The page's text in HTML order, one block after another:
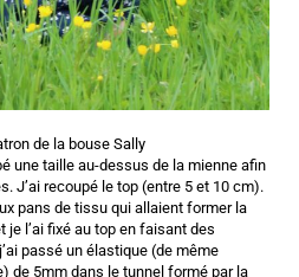
de la bouse Sally
une taille au-dessus de la mienne afin
J’ai recoupé le top (entre 5 et 10 cm).
pans de tissu qui allaient former la
je l’ai fixé au top en faisant des
passé un élastique (de même
de 5mm dans le tunnel formé par la